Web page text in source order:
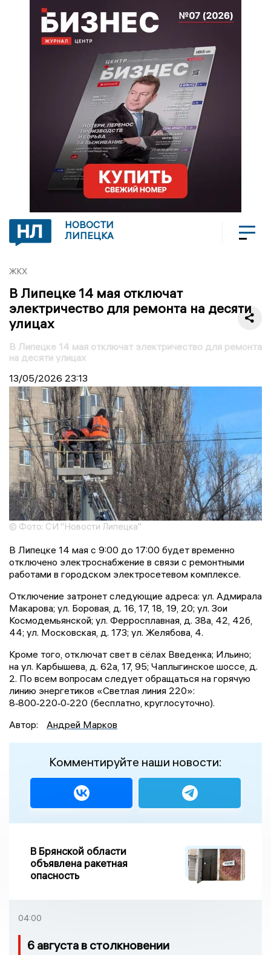
НОВОСТИ
ЛИПЕЦКА
ЖКХ
В Липецке 14 мая отключат
электричество для ремонта на десяти
улицах
В Липецке 14 мая отключат электричество для ремонта
на десяти улицах
13/05/2026 23:13
© Фото: СИ "Новости Липецка"
В Липецке 14 мая с 9:00 до 17:00 будет временно
отключено электроснабжение в связи с ремонтными
работами в городском электросетевом комплексе.
Отключение затронет следующие адреса: ул. Адмирала
Макарова; ул. Боровая, д. 16, 17, 18, 19, 20; ул. Зои
Космодемьянской; ул. Ферросплавная, д. 38а, 42, 42б,
44; ул. Московская, д. 173; ул. Желябова, 4.
Кроме того, отключат свет в сёлах Введенка; Ильино;
на ул. Карбышева, д. 62а, 17, 95; Чаплыгинское шоссе, д.
2. По всем вопросам следует обращаться на горячую
линию энергетиков «Светлая линия 220»:
8‑800‑220‑0‑220 (бесплатно, круглосуточно).
Автор:
Андрей Марков
Комментируйте наши новости:
В Брянской области
объявлена ракетная
опасность
04:00
6 августа в столкновении